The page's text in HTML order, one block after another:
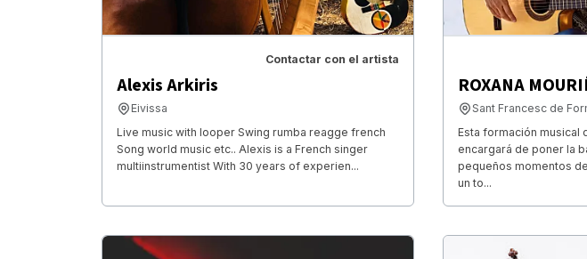
Contactar con el artista
Alexis Arkiris
Eivissa
Live music with looper Swing rumba reagge french
Song world music etc.. Alexis is a French singer
multiinstrumentist With 30 years of experien...
ROXANA
Sant Francesc de
Esta formación musical
encargará de poner la
pequeños momentos
un to...